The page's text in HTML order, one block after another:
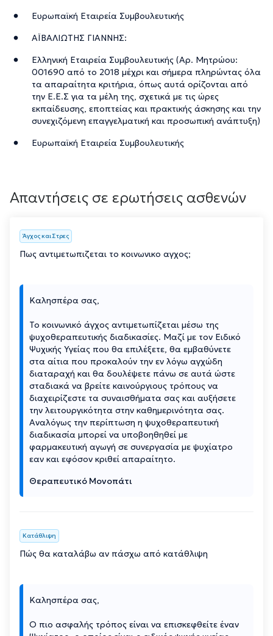
Ευρωπαϊκή Εταιρεία Συμβουλευτικής
ΑΪΒΑΛΙΩΤΗΣ ΓΙΑΝΝΗΣ:
Ελληνική Εταιρεία Συμβουλευτικής (Αρ. Μητρώου:
001690 από το 2018 μέχρι και σήμερα πληρώντας όλα
τα απαραίτητα κριτήρια, όπως αυτά ορίζονται από
την Ε.Ε.Σ για τα μέλη της, σχετικά με τις ώρες
εκπαίδευσης, εποπτείας και πρακτικής άσκησης και την
συνεχιζόμενη επαγγελματική και προσωπική ανάπτυξη)
Ευρωπαϊκή Εταιρεία Συμβουλευτικής
Απαντήσεις σε ερωτήσεις ασθενών
Άγχος και Στρες
Πως αντιμετωπιζεται το κοινωνικο αγχος;
Καλησπέρα σας,
Το κοινωνικό άγχος αντιμετωπίζεται μέσω της
ψυχοθεραπευτικής διαδικασίες. Μαζί με τον Ειδικό
Ψυχικής Υγείας που θα επιλέξετε, θα εμβαθύνετε
στα αίτια που προκαλούν την εν λόγω αγχώδη
διαταραχή και θα δουλέψετε πάνω σε αυτά ώστε
σταδιακά να βρείτε καινούργιους τρόπους να
διαχειρίζεστε τα συναισθήματα σας και αυξήσετε
την λειτουργικότητα στην καθημερινότητα σας.
Αναλόγως την περίπτωση η ψυχοθεραπευτική
διαδικασία μπορεί να υποβοηθηθεί με
φαρμακευτική αγωγή σε συνεργασία με ψυχίατρο
εαν και εφόσον κριθεί απαραίτητο.
Θεραπευτικό Μονοπάτι
Κατάθλιψη
Πώς θα καταλάβω αν πάσχω από κατάθλιψη
Καλησπέρα σας,
Ο πιο ασφαλής τρόπος είναι να επισκεφθείτε έναν